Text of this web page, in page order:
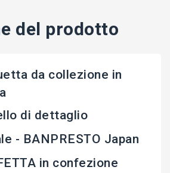
del prodotto
da collezione in
di dettaglio
- BANPRESTO Japan
in confezione